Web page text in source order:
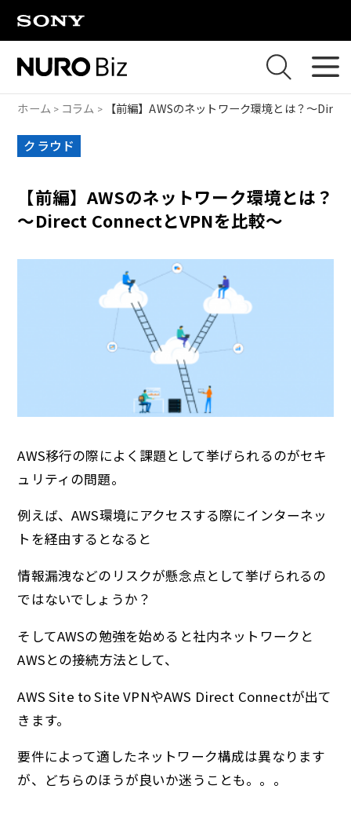
ホーム コラム 【前編】AWSのネットワーク環境とは？～
クラウド
【前編】AWSのネットワーク環境とは？
～Direct ConnectとVPNを比較～
AWS移行の際によく課題として挙げられるのがセキ
ュリティの問題。
例えば、AWS環境にアクセスする際にインターネッ
トを経由するとなると
情報漏洩などのリスクが懸念点として挙げられるの
ではないでしょうか？
そしてAWSの勉強を始めると社内ネットワークと
AWSとの接続方法として、
AWS Site to Site VPNやAWS Direct Connectが出て
きます。
要件によって適したネットワーク構成は異なります
が、どちらのほうが良いか迷うことも。。。